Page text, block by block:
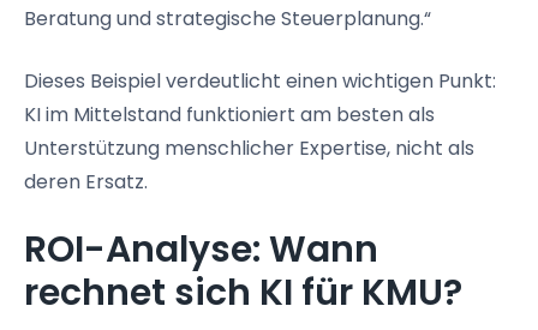
Beratung und strategische Steuerplanung.“
Dieses Beispiel verdeutlicht einen wichtigen Punkt:
KI im Mittelstand funktioniert am besten als
Unterstützung menschlicher Expertise, nicht als
deren Ersatz.
ROI-Analyse: Wann
rechnet sich KI für KMU?